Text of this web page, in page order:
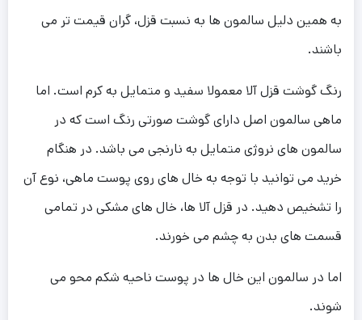
به همین دلیل سالمون ها به نسبت قزل، گران قیمت تر می
باشند.
رنگ گوشت قزل آلا معمولا سفید و متمایل به کرم است. اما
ماهی سالمون اصل دارای گوشت صورتی رنگ است که در
سالمون های نروژی متمایل به نارنجی می باشد. در هنگام
خرید می توانید با توجه به خال های روی پوست ماهی، نوع آن
را تشخیص دهید. در قزل آلا ها، خال های مشکی در تمامی
قسمت های بدن به چشم می خورند.
اما در سالمون این خال ها در پوست ناحیه شکم محو می
شوند.